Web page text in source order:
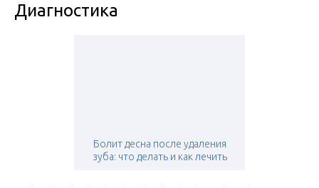
Диагностика
Болит десна после удаления
зуба: что делать и как лечить